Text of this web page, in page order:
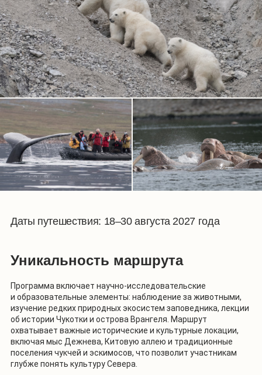
Даты путешествия: 18–30 августа 2027 года
Уникальность маршрута
Программа включает научно-исследовательские
и образовательные элементы: наблюдение за животными,
изучение редких природных экосистем заповедника, лекции
об истории Чукотки и острова Врангеля. Маршрут
охватывает важные исторические и культурные локации,
включая мыс Дежнева, Китовую аллею и традиционные
поселения чукчей и эскимосов, что позволит участникам
глубже понять культуру Севера.